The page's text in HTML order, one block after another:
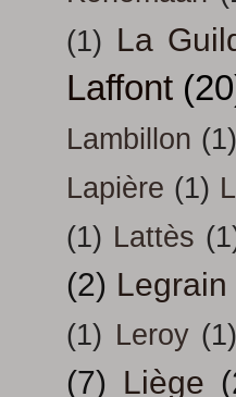
(1) La
Laffont
Lambillon (1)
Lapière (1)
(1) Lattès
(2) Legrain
(1) Leroy
(7) Liège